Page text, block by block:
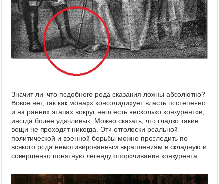
Значит ли, что подобного рода сказания ложны абсолютно?
Вовсе нет, так как монарх консолидирует власть постепенно
и на ранних этапах вокруг него есть несколько конкурентов,
иногда более удачливых. Можно сказать, что гладко такие
вещи не проходят никогда. Эти отголоски реальной
политической и военной борьбы можно проследить по
всякого рода немотивированным вкраплениям в складную и
совершенно понятную легенду опорочивания конкурента.